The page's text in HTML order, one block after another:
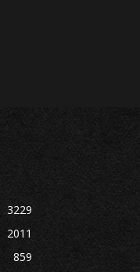
3229
2011
859